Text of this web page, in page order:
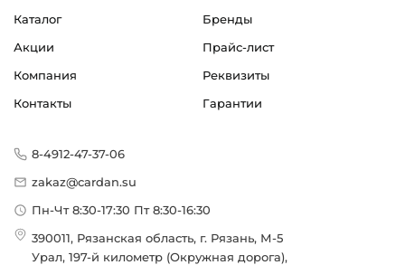
Каталог
Бренды
Акции
Прайс-лист
Компания
Реквизиты
Контакты
Гарантии
8-4912-47-37-06
zakaz@cardan.su
Пн-Чт 8:30-17:30 Пт 8:30-16:30
390011, Рязанская область, г. Рязань, М-5
Урал, 197-й километр (Окружная дорога),